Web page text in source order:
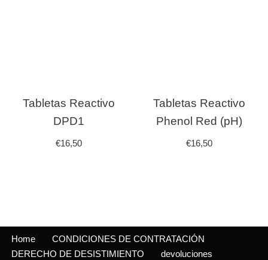
Tabletas Reactivo
DPD1
€16,50
Tabletas Reactivo
Phenol Red (pH)
€16,50
Home
CONDICIONES DE CONTRATACIÓN
DERECHO DE DESISTIMIENTO
devoluciones